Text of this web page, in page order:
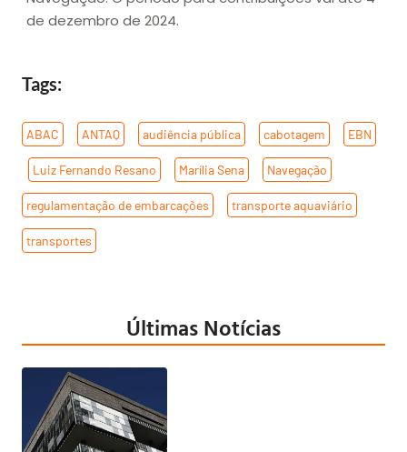
de dezembro de 2024.
Tags:
ABAC ANTAQ audiência pública cabotagem EBN
Luiz Fernando Resano Marília Sena Navegação
regulamentação de embarcações transporte aquaviário
transportes
Últimas Notícias